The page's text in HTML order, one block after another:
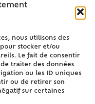
nous utilisons des
stocker et/ou
Le fait de consentir
traiter des données
ou les ID uniques
ou de retirer son
sur certaines
16h30